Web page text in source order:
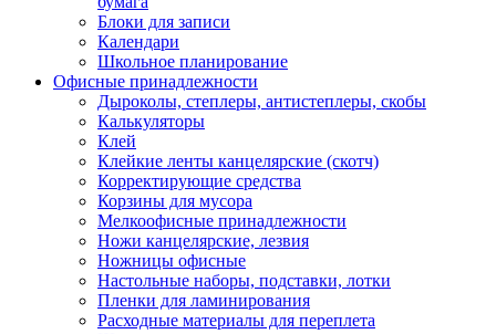
Блоки для записи
Календари
Школьное планирование
Офисные принадлежности
Дыроколы, степлеры, антистеплеры, скобы
Калькуляторы
Клей
Клейкие ленты канцелярские (скотч)
Корректирующие средства
Корзины для мусора
Мелкоофисные принадлежности
Ножи канцелярские, лезвия
Ножницы офисные
Настольные наборы, подставки, лотки
Пленки для ламинирования
Расходные материалы для переплета